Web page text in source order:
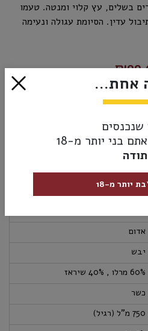
בשלים, עץ קלוי ומנטה. טעמו
עדין. הסיומת עגולה ונעימה
מהמלאי
מדיניות החזרות
ישראל
אדום
יבש
60% מרלו , 40% שיראז
כשר
750 מ"ל (רגיל)
אחת...
שנכנסים
בני יותר מ-18
תודה
יותר מ-18